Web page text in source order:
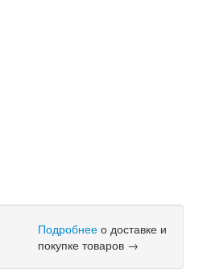
Подробнее о доставке и
покупке товаров →